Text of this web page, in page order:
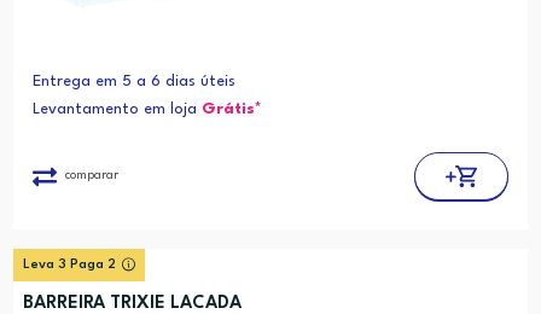
Entrega em 5 a 6 dias úteis
Levantamento em loja Grátis*
comparar
Leva 3 Paga 2
BARREIRA TRIXIE LACADA